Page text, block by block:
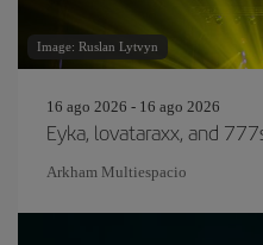
Image: Ruslan Lytvyn
16 ago 2026 - 16 ago 2026
Eyka, lovataraxx, and
Arkham Multiespacio